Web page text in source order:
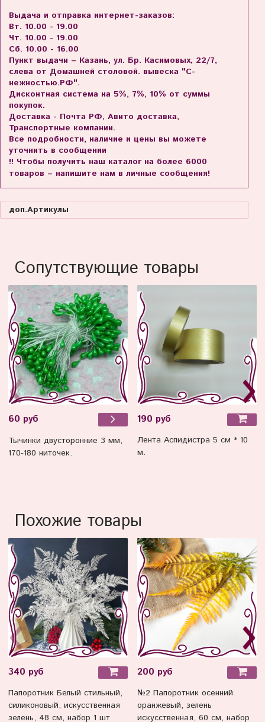
Выдача и отправка интернет-заказов:
Вт. 10.00 - 19.00
Чт. 10.00 - 19.00
Сб. 10.00 - 16.00
Пункт выдачи – Казань, ул. Бр. Касимовых, 22/7,
слева от Домашней столовой. вывеска "С-
нежностью.РФ".
Дисконтная система на 5%, 7%, 10% от суммы
покупок.
Доставка - Почта РФ, Авито доставка,
Транспортные компании.
Все подробности, наличие и цены вы можете
уточнить в сообщении
!! Чтобы получить наш каталог на более 6000
товаров – напишите нам в личные сообщения!
доп.Артикулы
Сопутствующие товары
60 руб
Тычинки двусторонние 3 мм,
170-180 ниточек.
190 руб
Лента Аспидистра 5 см * 10
м.
Похожие товары
340 руб
Папоротник Белый стильный,
силиконовый, искусственная
зелень, 48 см, набор 1 шт
200 руб
№2 Папоротник осенний
оранжевый, зелень
искусственная, 60 см, набор